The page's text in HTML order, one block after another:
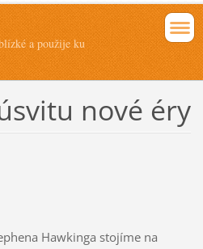
a použije ku
nové éry
Hawkinga stojíme na